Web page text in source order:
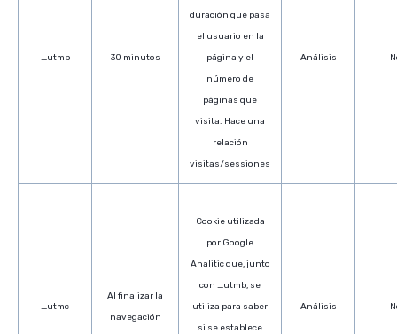
_utmb 30 minutos
duración que pasa
el usuario en la
página y el
número de
páginas que
visita. Hace una
relación
visitas/sessiones
Análisis
_utmc
Al finalizar la
navegación
Cookie utilizada
por Google
Analitic que, junto
con _utmb, se
utiliza para saber
si se establece
Análisis